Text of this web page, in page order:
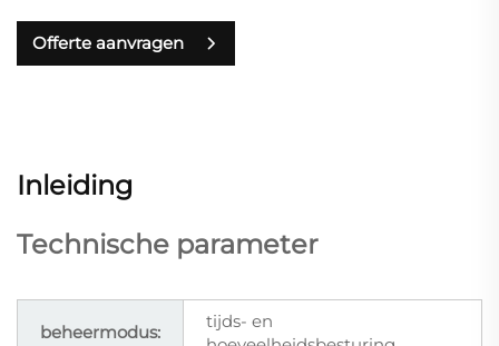
Offerte aanvragen
Inleiding
Technische parameter
beheermodus:
tijds- en